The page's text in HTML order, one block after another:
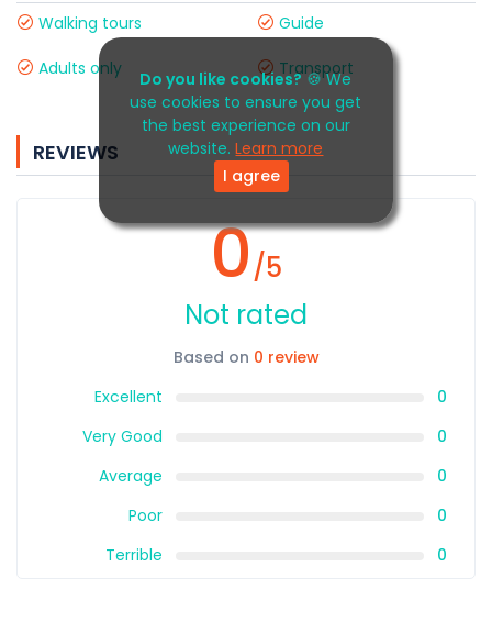
Do you like cookies?🍪 We
use cookies to ensure you get
the best experience on our
website.Learn more
I agree
Walking tours Guide
Adults only Transport
REVIEWS
0/5
Not rated
Based on 0 review
Excellent
0
Very Good
0
Average
0
Poor
0
Terrible
0